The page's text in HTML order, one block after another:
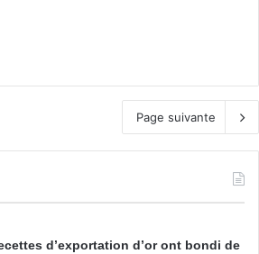
Page suivante
d’exportation d’or ont bondi de